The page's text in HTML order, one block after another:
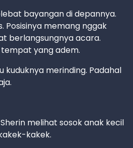
bayangan di depannya.
Posisinya memang nggak
berlangsungnya acara.
yang adem.
kuduknya merinding. Padahal
melihat sosok anak kecil
kakek.